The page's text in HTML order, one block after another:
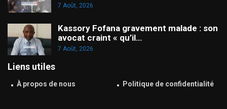
7 Août, 2026
Kassory Fofana gravement malade : son
avocat craint « qu’il…
7 Août, 2026
Liens utiles
À propos de nous Politique de confidentialité